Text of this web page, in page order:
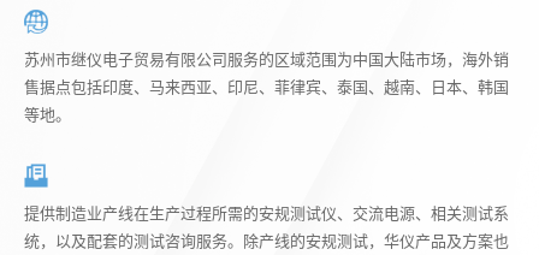
苏州市继仪电子贸易有限公司服务的区域范围为中国大陆市场，海外销
售据点包括印度、马来西亚、印尼、菲律宾、泰国、越南、日本、韩国
等地。
提供制造业产线在生产过程所需的安规测试仪、交流电源、相关测试系
统，以及配套的测试咨询服务。除产线的安规测试，华仪产品及方案也